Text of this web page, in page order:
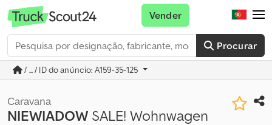
Procurar
Vender
/ ... / ID do anúncio: A159-35-125
Caravana
NIEWIADOW SALE! Wohnwagen